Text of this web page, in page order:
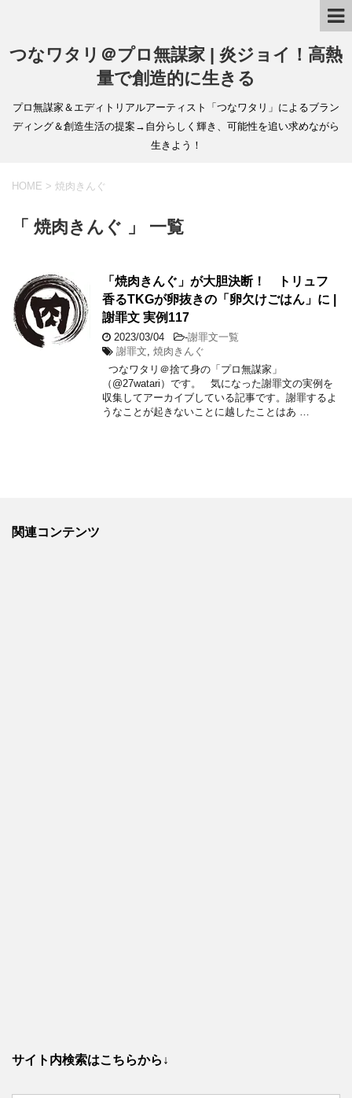
つなワタリ＠プロ無謀家 | 炎ジョイ！高熱
量で創造的に生きる
プロ無謀家＆エディトリアルアーティスト「つなワタリ」によるブラン
ディング＆創造生活の提案→自分らしく輝き、可能性を追い求めながら
生きよう！
HOME > 焼肉きんぐ
「 焼肉きんぐ 」 一覧
「焼肉きんぐ」が大胆決断！ トリュフ
香るTKGが卵抜きの「卵欠けごはん」に |
謝罪文 実例117
2023/03/04 -謝罪文一覧
謝罪文 焼肉きんぐ
つなワタリ＠捨て身の「プロ無謀家」
（@27watari）です。 気になった謝罪文の実例を
収集してアーカイブしている記事です。謝罪するよ
うなことが起きないことに越したことはあ …
関連コンテンツ
サイト内検索はこちらから↓